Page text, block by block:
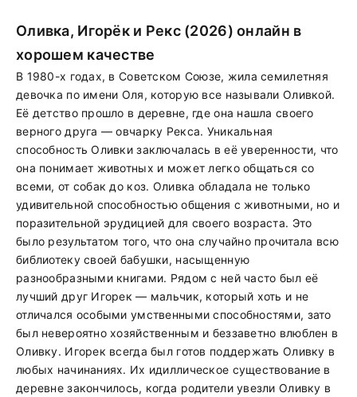
Оливка, Игорёк и Рекс (2026) онлайн в
хорошем качестве
В 1980-х годах, в Советском Союзе, жила семилетняя
девочка по имени Оля, которую все называли Оливкой.
Её детство прошло в деревне, где она нашла своего
верного друга — овчарку Рекса. Уникальная
способность Оливки заключалась в её уверенности, что
она понимает животных и может легко общаться со
всеми, от собак до коз. Оливка обладала не только
удивительной способностью общения с животными, но и
поразительной эрудицией для своего возраста. Это
было результатом того, что она случайно прочитала всю
библиотеку своей бабушки, насыщенную
разнообразными книгами. Рядом с ней часто был её
лучший друг Игорек — мальчик, который хоть и не
отличался особыми умственными способностями, зато
был невероятно хозяйственным и беззаветно влюблен в
Оливку. Игорек всегда был готов поддержать Оливку в
любых начинаниях. Их идиллическое существование в
деревне закончилось, когда родители увезли Оливку в